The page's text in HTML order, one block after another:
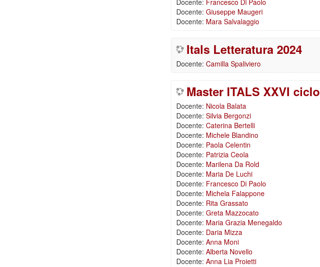
Docente: Francesco Di Paolo
Docente: Giuseppe Maugeri
Docente: Mara Salvalaggio
Itals Letteratura 2024
Docente: Camilla Spaliviero
Master ITALS XXVI ciclo
Docente: Nicola Balata
Docente: Silvia Bergonzi
Docente: Caterina Bertelli
Docente: Michele Blandino
Docente: Paola Celentin
Docente: Patrizia Ceola
Docente: Marilena Da Rold
Docente: Maria De Luchi
Docente: Francesco Di Paolo
Docente: Michela Falappone
Docente: Rita Grassato
Docente: Greta Mazzocato
Docente: Maria Grazia Menegaldo
Docente: Daria Mizza
Docente: Anna Moni
Docente: Alberta Novello
Docente: Anna Lia Proietti